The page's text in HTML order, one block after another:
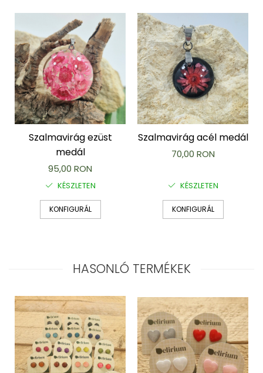
Szalmavirág ezüst
medál
95,00 RON
KÉSZLETEN
KONFIGURÁL
Szalmavirág acél medál
70,00 RON
KÉSZLETEN
KONFIGURÁL
HASONLÓ TERMÉKEK